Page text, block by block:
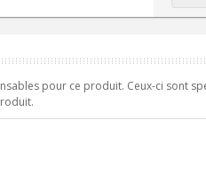
pour ce produit. Ceux-ci sont